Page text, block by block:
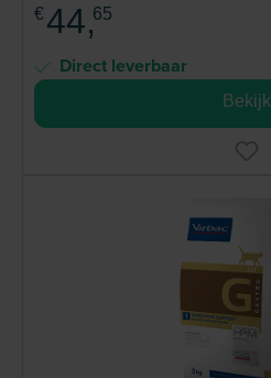
€ 44,65
Direct leverbaar
Bekijk